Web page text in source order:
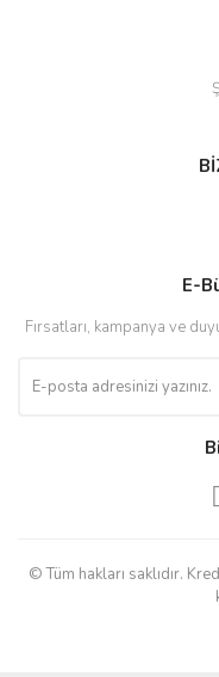
E-
Fırsatları, kampanya ve
© Tüm hakları saklıdır.